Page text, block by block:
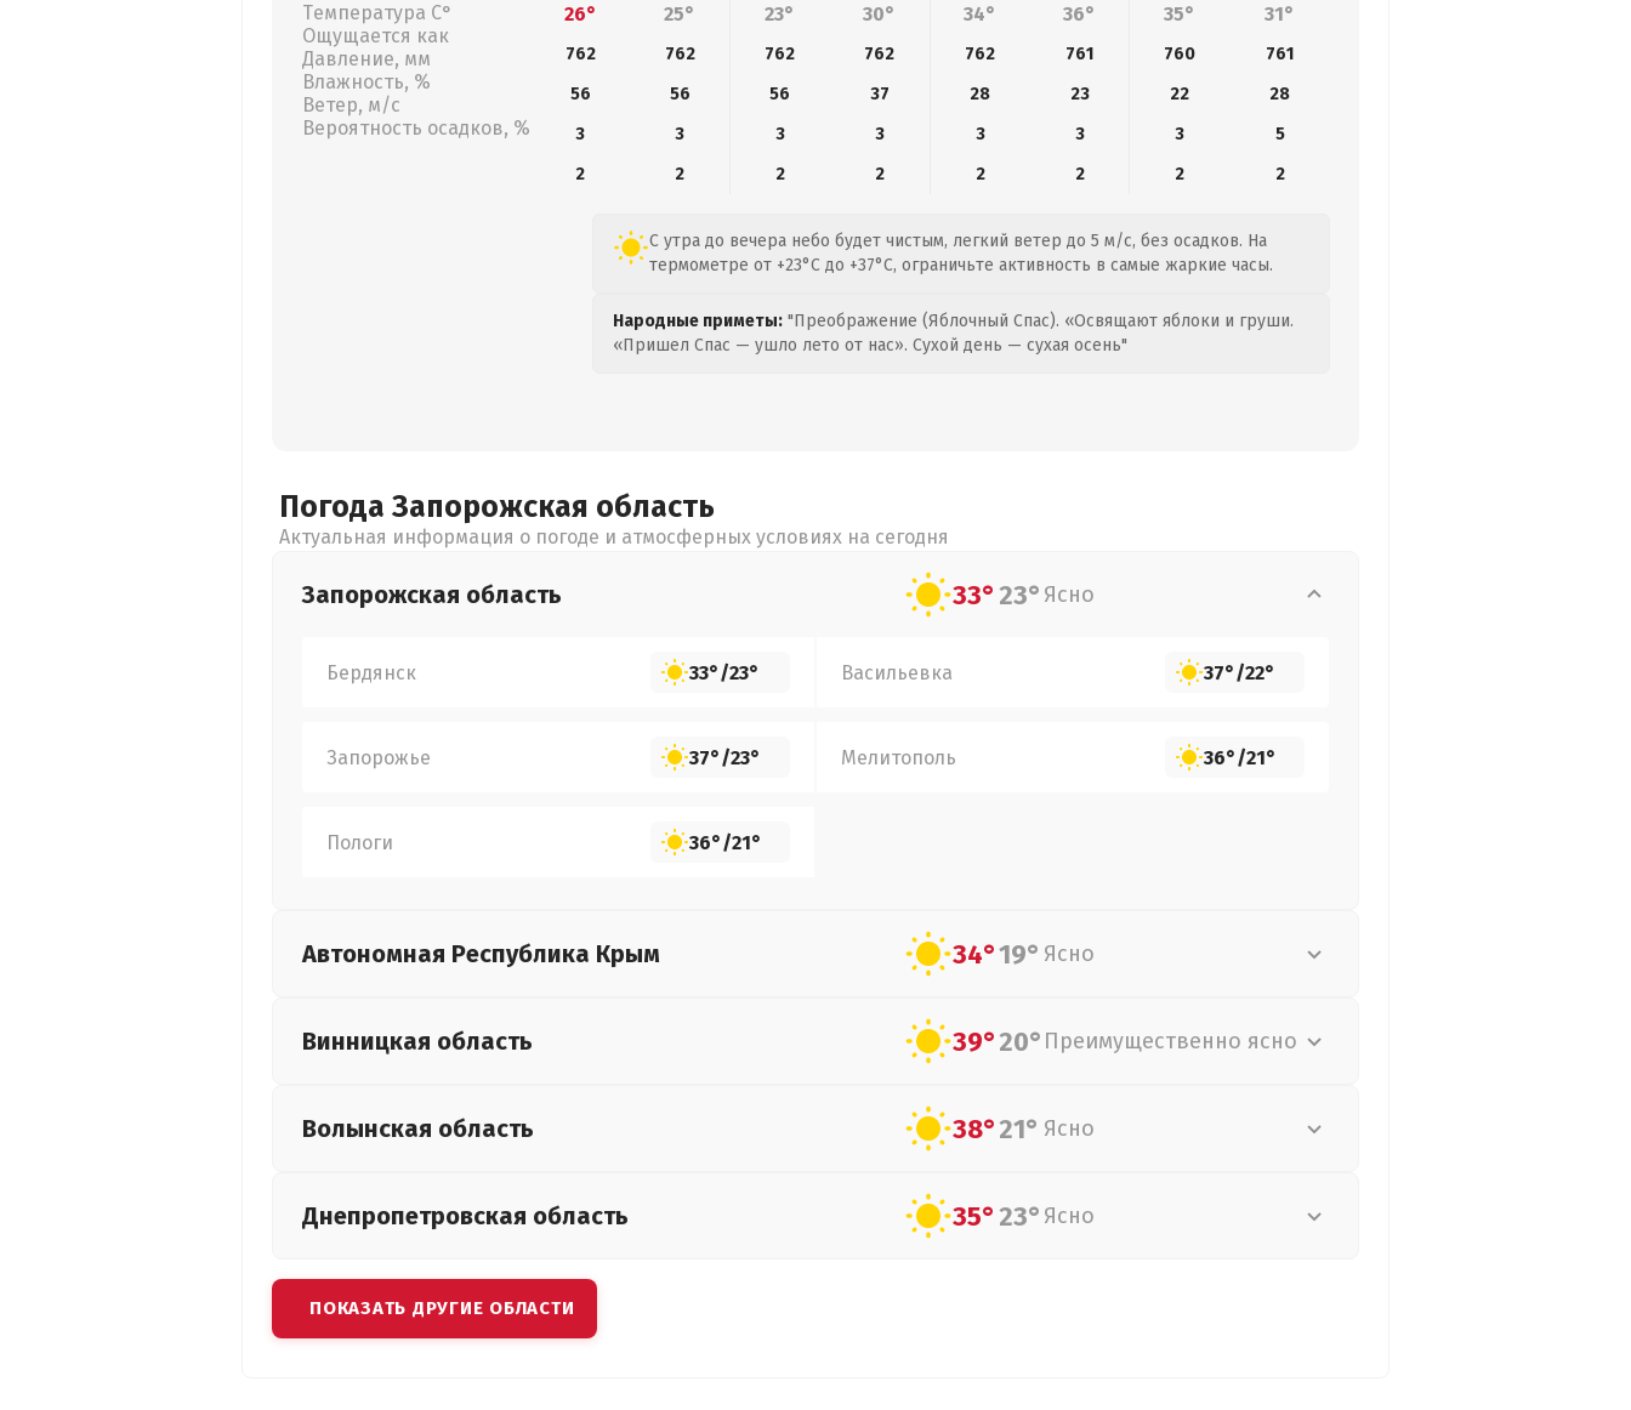
Температура С°
Ощущается как
Давление, мм
Влажность, %
Ветер, м/с
Вероятность осадков, %
26°
25° 23° 30° 34° 36° 35° 31°
762 762 762 762 762 761 760
761
56
56 56 37 28 23 22
28
3
3 3 3 3 3 3
5
2
2 2 2 2 2 2 2
С утра до вечера небо будет чистым, легкий ветер до 5 м/с, без осадков. На
термометре от +23°C до +37°C, ограничьте активность в самые жаркие часы.
Народные приметы: "Преображение (Яблочный Спас). «Освящают яблоки и груши.
«Пришел Спас — ушло лето от нас». Сухой день — сухая осень"
Погода Запорожская область
Актуальная информация о погоде и атмосферных условиях на сегодня
Запорожская область 33°23° Ясно
Бердянск 33°/23° Васильевка 37°/22°
Запорожье 37°/23° Мелитополь 36°/21°
Пологи 36°/21°
Автономная Республика Крым 34°19° Ясно
Винницкая область 39°20° Преимущественно ясно
Волынская область 38°21° Ясно
Днепропетровская область 35°23° Ясно
ПОКАЗАТЬ ДРУГИЕ ОБЛАСТИ